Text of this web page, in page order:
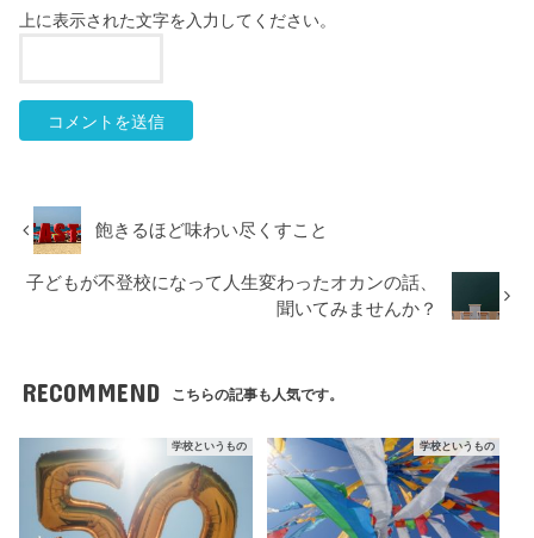
上に表示された文字を入力してください。
飽きるほど味わい尽くすこと
子どもが不登校になって人生変わったオカンの話、
聞いてみませんか？
RECOMMEND こちらの記事も人気です。
学校というもの 学校というもの